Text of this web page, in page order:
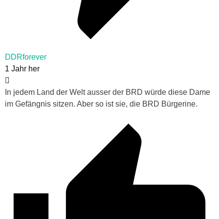
DDRforever
1 Jahr her
In jedem Land der Welt ausser der BRD würde diese Dame
im Gefängnis sitzen. Aber so ist sie, die BRD Bürgerine.